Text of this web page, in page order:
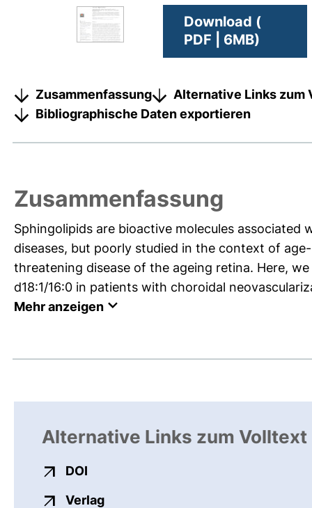
Download (
PDF | 6MB)
Zusammenfassung
Alternative Links zum
Bibliographische Daten exportieren
Zusammenfassung
Sphingolipids are bioactive molecules
diseases, but poorly studied in the context of
threatening disease of the ageing retina. Here,
d18:1/16:0 in patients with choroidal
Mehr anzeigen
Alternative Links zum Volltext
DOI
Verlagexterner Link, öffnet neues